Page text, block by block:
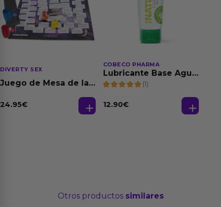
DIVERTY SEX
Juego de Mesa de las
24.95€
COBECO PHARMA
Lubricante Base Agua
100% Natural 125 ml
(1)
12.90€
Otros productos similares